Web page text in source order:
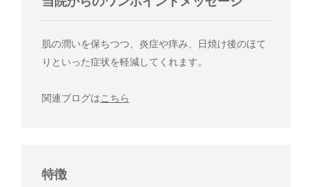
肌の潤いを保ちつつ、炎症や痒み、日焼け後のほて
りといった症状を軽減してくれます。
関連ブログはこちら
特徴